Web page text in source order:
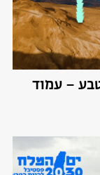
הטבע – עמוד